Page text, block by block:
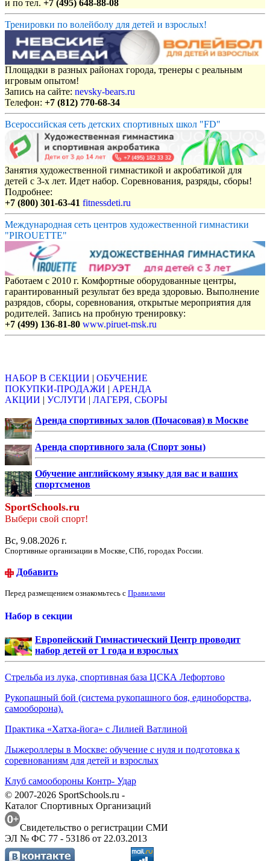
и по тел. +7 (495) 648-88-08
Тренировки по волейболу для детей и взрослых!
Площадки в разных районах города, тренеры с реальным
игровым опытом!
Запись на сайте: nevsky-bears.ru
Телефон: +7 (812) 770-68-34
Всероссийская сеть детских спортивных школ "FD"
Занятия художественной гимнастикой и акробатикой для
детей с 3-х лет. Идет набор. Соревнования, разряды, сборы!
Подробнее:
+7 (800) 301-63-41 fitnessdeti.ru
Международная сеть центров художественной гимнастики
"PIROUETTE"
Работаем с 2010 г. Комфортные оборудованные центры,
гарантированный результат без вреда здоровью. Выполнение
разрядов, сборы, соревнования, открытые мероприятия для
родителей. Запись на пробную тренировку:
+7 (499) 136-81-80 www.piruet-msk.ru
НАБОР В СЕКЦИИ | ОБУЧЕНИЕ
ПОКУПКИ-ПРОДАЖИ | АРЕНДА
АКЦИИ | УСЛУГИ | ЛАГЕРЯ, СБОРЫ
Аренда спортивных залов (Почасовая) в Москве
Аренда спортивного зала (Спорт зоны)
Обучение английскому языку для вас и ваших
спортсменов
SportSchools.ru
Выбери свой спорт!
Вс, 9.08.2026 г.
Спортивные организации в Москве, СПб, городах России.
Добавить
Перед размещением ознакомьтесь с Правилами
Набор в секции
Европейский Гимнастический Центр проводит
набор детей от 1 года и взрослых
Стрельба из лука, спортивная база ЦСКА Лефортово
Рукопашный бой (система рукопашного боя, единоборства,
самооборона).
Практика «Хатха-йога» с Лилией Ватлиной
Лыжероллеры в Москве: обучение с нуля и подготовка к
соревнованиям для детей и взрослых
Клуб самообороны Контр- Удар
© 2007-2026 SportSchools.ru -
Каталог Спортивных Организаций
Свидетельство о регистрации СМИ
ЭЛ № ФС 77 - 53186 от 22.03.2013